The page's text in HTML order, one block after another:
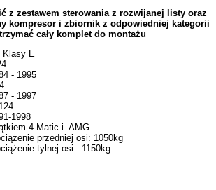
z zestawem sterowania z rozwijanej listy oraz
kompresor i zbiornik z odpowiedniej kategorii
cały komplet do montażu
Klasy E
- 1995
- 1997
1998
4-Matic i AMG
przedniej osi: 1050kg
tylnej osi:: 1150kg